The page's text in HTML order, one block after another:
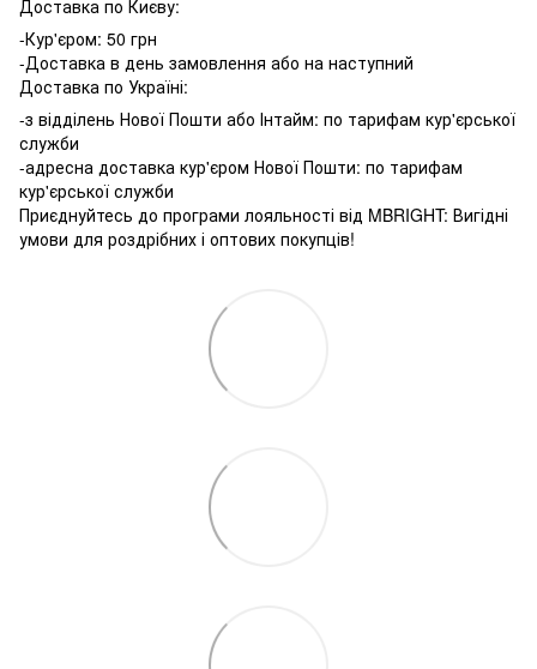
Доставка по Києву:
-Кур'єром: 50 грн
-Доставка в день замовлення або на наступний
Доставка по Україні:
-з відділень Нової Пошти або Інтайм: по тарифам кур'єрської
служби
-адресна доставка кур'єром Нової Пошти: по тарифам
кур'єрської служби
Приєднуйтесь до програми лояльності від MBRIGHT: Вигідні
умови для роздрібних і оптових покупців!